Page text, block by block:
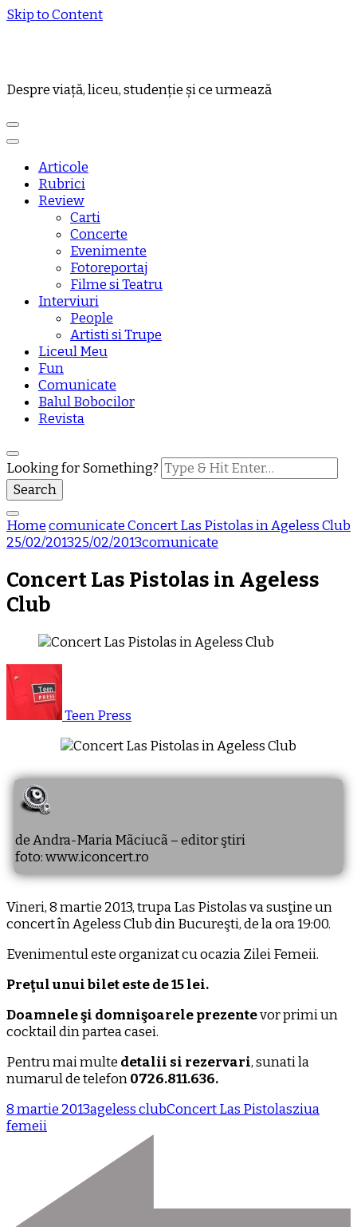
Skip to Content
Despre viață, liceu, studenție și ce urmează
Articole
Rubrici
Review
Carti
Concerte
Evenimente
Fotoreportaj
Filme si Teatru
Interviuri
People
Artisti si Trupe
Liceul Meu
Fun
Comunicate
Balul Bobocilor
Revista
Looking for Something?
HomecomunicateConcert Las Pistolas in Ageless Club
25/02/201325/02/2013comunicate
Concert Las Pistolas in Ageless
Club
Teen Press
de Andra-Maria Mãciucã – editor ştiri
foto: www.iconcert.ro
Vineri, 8 martie 2013, trupa Las Pistolas va susţine un
concert în Ageless Club din Bucureşti, de la ora 19:00.
Evenimentul este organizat cu ocazia Zilei Femeii.
Preţul unui bilet este de 15 lei.
Doamnele şi domnişoarele prezentevor primi un
cocktail din partea casei.
Pentru mai multe detalii si rezervari, sunati la
numarul de telefon0726.811.636.
8 martie 2013ageless clubConcert Las Pistolasziua
femeii